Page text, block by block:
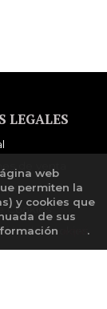
LEGALES
privacidad
Cookies
de Cookies
web
permiten la
y cookies que
de sus
.